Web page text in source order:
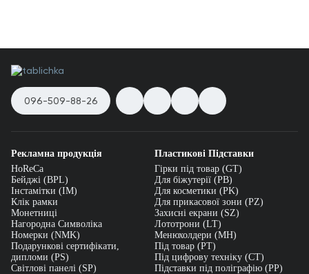
096-509-88-26
Рекламна продукція
HoReCa
Бейджі (BPL)
Інстамітки (IM)
Клік рамки
Монетниці
Нагородна Символіка
Номерки (NMK)
Подарункові сертифікати,
дипломи (PS)
Світлові панелі (SP)
Пластикові Підставки
Гірки під товар (GT)
Для біжутерії (PB)
Для косметики (PK)
Для прикасової зони (PZ)
Захисні екрани (SZ)
Лототрони (LT)
Менюхолдери (MH)
Під товар (PT)
Під цифрову техніку (CT)
Підставки під поліграфію (PP)